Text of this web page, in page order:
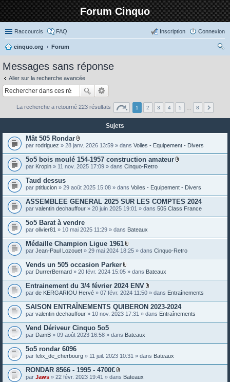
Forum Cinquo
Raccourcis FAQ Connexion
Inscription
cinquo.org
Forum
Messages sans réponse
Aller sur la recherche avancée
La recherche a retourné 223 résultats 1 2 3 4 5 8
Sujets
Mât 505 Rondar
P
è
c
e
s
o
n
t
e
s
par rodriguez » 28 janv. 2026 13:59 » dans Voiles - Equipement - Divers
5o5 bois moulé 154-1957 construction amateur
è
e
s
j
o
s
par Kropin » 11 nov. 2025 17:09 » dans Cinquo-Retro
Taud dessus
par ptitlucion » 29 août 2025 15:08 » dans Voiles - Equipement - Divers
ASSEMBLEE GENERAL 2025 SUR LES COMPTES 2024
par valentin dechauffour » 20 juin 2025 19:01 » dans 505 Class France
5o5 Barat à vendre
par olivier81 » 10 mai 2025 11:29 » dans Bateaux
Médaille Champion Ligue 1961
P
è
e
s
o
n
t
e
s
par Jean-Paul Lozouet » 29 mai 2024 18:25 » dans Cinquo-Retro
Vends un 505 occasion Parker
P
è
c
e
s
j
o
t
e
s
par DurrerBernard » 20 févr. 2024 15:05 » dans Bateaux
Entrainement du 3/4 février 2024 ENV
P
è
c
e
s
e
s
par de KERGARIOU Hervé » 07 févr. 2024 11:50 » dans Entraînements
SAISON ENTRAÎNEMENTS QUIBERON 2023-2024
par valentin dechauffour » 10 nov. 2023 17:31 » dans Entraînements
Vend Dériveur Cinquo 5o5
par DamB » 09 août 2023 16:58 » dans Bateaux
5o5 rondar 6096
par felix_de_cherbourg » 11 juil. 2023 10:31 » dans Bateaux
RONDAR 8566 - 1995 - 4700€
P
par Jaws » 22 févr. 2023 19:41 » dans Bateaux